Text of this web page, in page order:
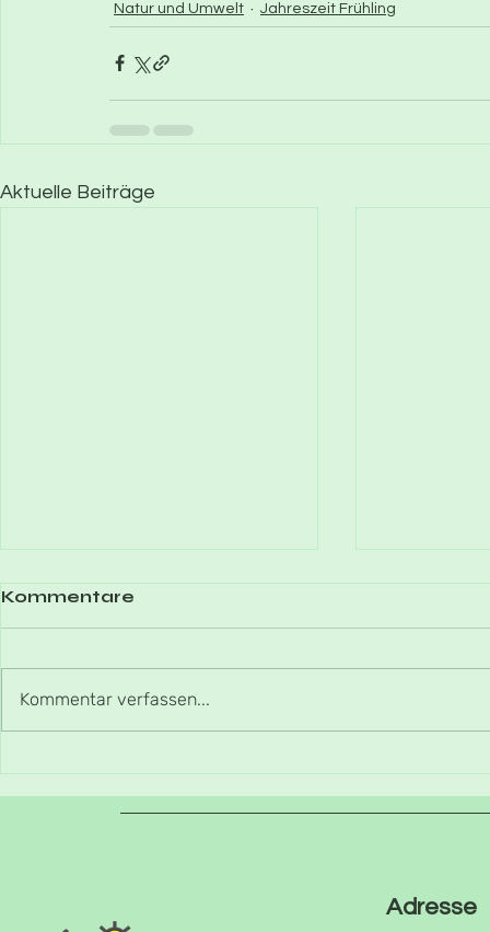
Natur und Umwelt Jahreszeit Frühling
Aktuelle Beiträge
Kommentare
Kommentar verfassen...
Adresse